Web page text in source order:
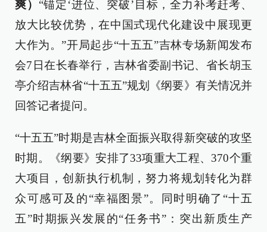
爽） “锚定‘进位、突破’目标，全力补考赶考、
放大比较优势，在中国式现代化建设中展现更
大作为。”开局起步“十五五”吉林专场新闻发布
会7日在长春举行，吉林省委副书记、省长胡玉
亭介绍吉林省“十五五”规划《纲要》有关情况并
回答记者提问。
“十五五”时期是吉林全面振兴取得新突破的攻坚
时期。《纲要》安排了33项重大工程、370个重
大项目，创新执行机制，努力将规划转化为群
众可感可及的“幸福图景”。同时明确了“十五
五”时期振兴发展的“任务书”：突出新质生产